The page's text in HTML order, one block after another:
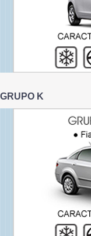
GRUPO K